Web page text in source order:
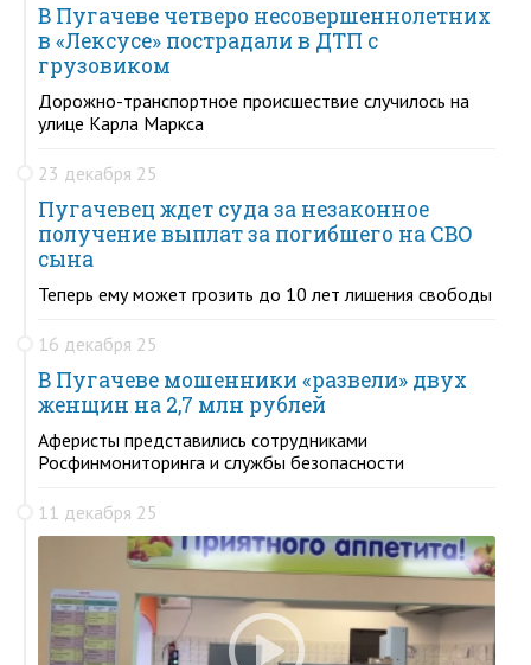
В Пугачеве четверо несовершеннолетних
в «Лексусе» пострадали в ДТП с
грузовиком
Дорожно-транспортное происшествие случилось на
улице Карла Маркса
23 декабря 25
Пугачевец ждет суда за незаконное
получение выплат за погибшего на СВО
сына
Теперь ему может грозить до 10 лет лишения свободы
16 декабря 25
В Пугачеве мошенники «развели» двух
женщин на 2,7 млн рублей
Аферисты представились сотрудниками
Росфинмониторинга и службы безопасности
11 декабря 25